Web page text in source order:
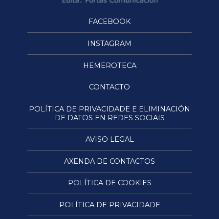
FACEBOOK
INSTAGRAM
HEMEROTECA
CONTACTO
POLÍTICA DE PRIVACIDADE E ELIMINACIÓN
DE DATOS EN REDES SOCIAIS
AVISO LEGAL
AXENDA DE CONTACTOS
POLÍTICA DE COOKIES
POLÍTICA DE PRIVACIDADE